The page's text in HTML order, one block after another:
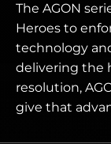
The AGON
Heroes to
technology
delivering the
resolution,
give that